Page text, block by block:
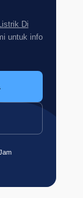
Di
untuk info